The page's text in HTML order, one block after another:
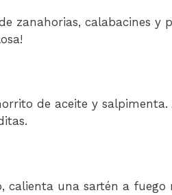
zanahorias, calabacines y
de aceite y salpimenta.
calienta una sartén a fuego